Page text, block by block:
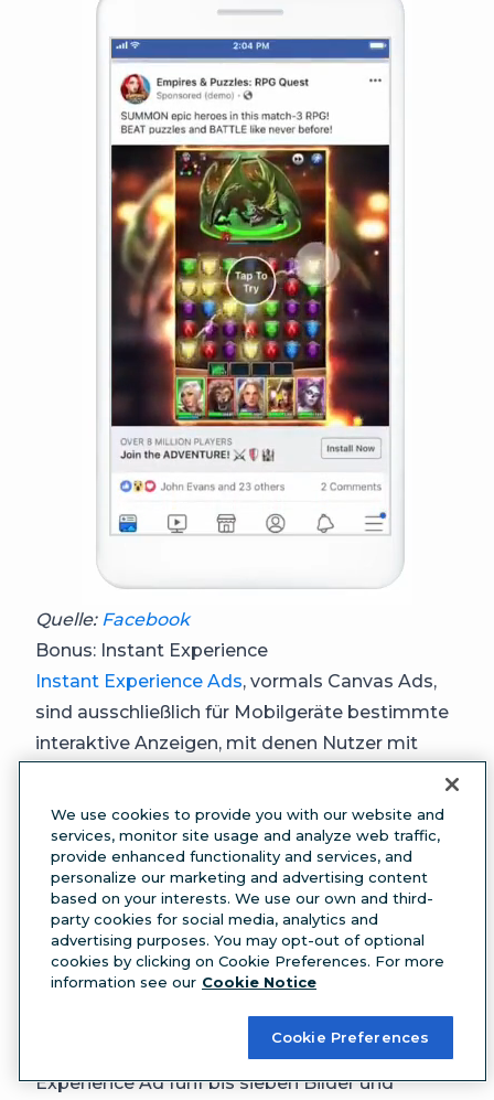
Quelle: Facebook
Bonus: Instant Experience
Instant Experience Ads, vormals Canvas Ads,
sind ausschließlich für Mobilgeräte bestimmte
interaktive Anzeigen, mit denen Nutzer mit
interagieren können.
Ihr könnt die meisten eurer Anzeigenformate
um eine Instant Experience erweitern. Mit
Instant Experiences können Benutzer durch
eine Carousel Ad mit Bildern blättern, den
Bildschirm in verschiedene Richtungen
verschieben sowie Inhalte vergrößern oder
Experience Ad fünf bis sieben Bilder und
We use cookies to provide you with our website and
services, monitor site usage and analyze web traffic,
provide enhanced functionality and services, and
personalize our marketing and advertising content
based on your interests. We use our own and third-
party cookies for social media, analytics and
advertising purposes. You may opt-out of optional
cookies by clicking on Cookie Preferences. For more
information see our Cookie Notice
Cookie Preferences